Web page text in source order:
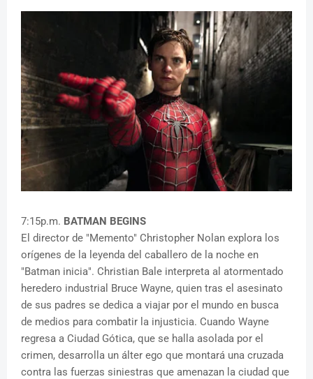
7:15p.m. BATMAN BEGINS
El director de "Memento" Christopher Nolan explora los
orígenes de la leyenda del caballero de la noche en
"Batman inicia". Christian Bale interpreta al atormentado
heredero industrial Bruce Wayne, quien tras el asesinato
de sus padres se dedica a viajar por el mundo en busca
de medios para combatir la injusticia. Cuando Wayne
regresa a Ciudad Gótica, que se halla asolada por el
crimen, desarrolla un álter ego que montará una cruzada
contra las fuerzas siniestras que amenazan la ciudad que